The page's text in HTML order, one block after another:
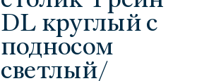
Челси
DL круглый с
подносом
светлый/